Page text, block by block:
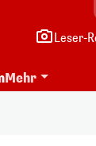
Leser-
Mehr